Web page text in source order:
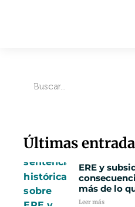
Últimas
ERE y
más de lo
Leer más